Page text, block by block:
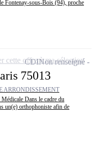
Fontenay-sous-Bois (94), proche
75013
ARRONDISSEMENT
Dans le cadre du
un(e) orthophoniste afin de
CDINon renseigné
cette offre à ma sélection